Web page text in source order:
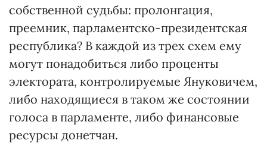
собственной судьбы: пролонгация,
преемник, парламентско-президентская
республика? В каждой из трех схем ему
могут понадобиться либо проценты
электората, контролируемые Януковичем,
либо находящиеся в таком же состоянии
голоса в парламенте, либо финансовые
ресурсы донетчан.